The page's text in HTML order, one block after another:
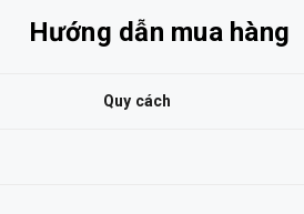
Hướng dẫn mua hàng
Quy cách